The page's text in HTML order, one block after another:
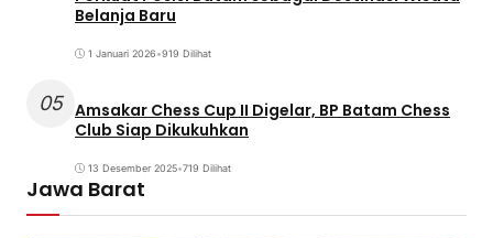
Belanja Baru
1 Januari 2026•919 Dilihat
05 Amsakar Chess Cup II Digelar, BP Batam Chess
Club Siap Dikukuhkan
13 Desember 2025•719 Dilihat
Jawa Barat